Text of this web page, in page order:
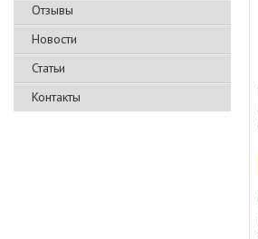
Отзывы
Новости
Статьи
Контакты